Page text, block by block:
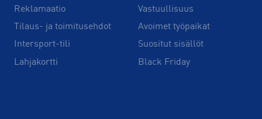
Reklamaatio
Tilaus- ja toimitusehdot
Intersport-tili
Lahjakortti
Vastuullisuus
Avoimet työpaikat
Suositut sisällöt
Black Friday